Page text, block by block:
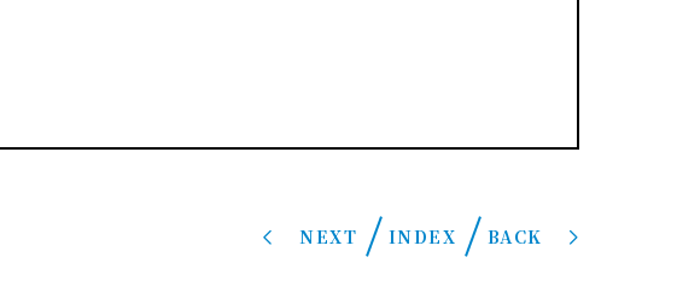
NEXT INDEX BACK